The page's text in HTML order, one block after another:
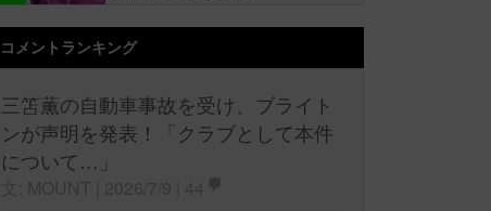
コメントランキング
三笘薫の自動車事故を受け、ブライト
ンが声明を発表！「クラブとして本件
について…」